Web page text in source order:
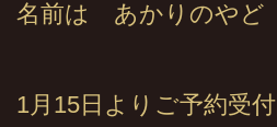
名前は あかりのや
1月15日よりご予約受